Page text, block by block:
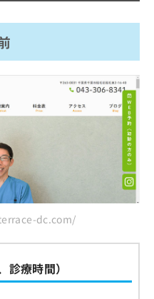
とは？メリッ
くべき？検査
認
応じて）
おくこと3つ｜
なもの
用相場の目安
3つの目安
ある場合
られる場合
検診の流れ
dc.com/
療時間）